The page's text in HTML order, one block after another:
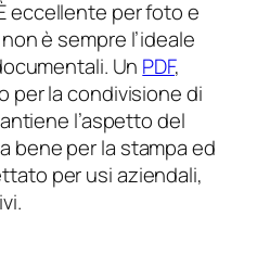
eccellente per foto e
è sempre l’ideale
Un PDF,
per la condivisione di
l’aspetto del
bene per la stampa ed
per usi aziendali,